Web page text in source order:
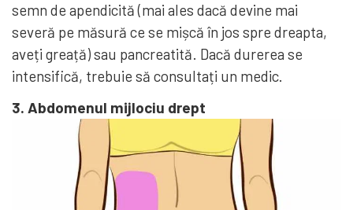
semn de apendicită (mai ales dacă devine mai
severă pe măsură ce se mișcă în jos spre dreapta,
aveți greață) sau pancreatită. Dacă durerea se
intensifică, trebuie să consultați un medic.
3. Abdomenul mijlociu drept